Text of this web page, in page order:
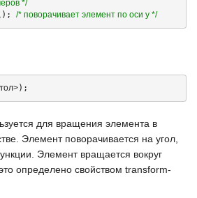
*/
); /* поворачивает элемент по оси y */
);
для вращения элемента в
Элемент поворачивается на угол,
Элемент вращается вокруг
определено свойством transform-